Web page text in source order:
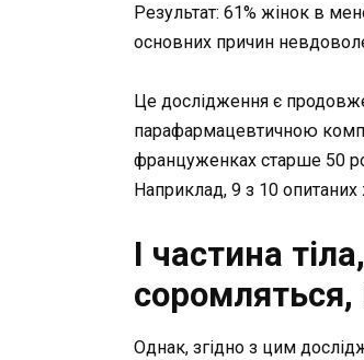
Результат: 61% жінок в
основних причин
Це дослідження є
парафармацевтичною
француженках старше 50
Наприклад, 9 з 10 опитаних
І частина
Однак, згідно з цим